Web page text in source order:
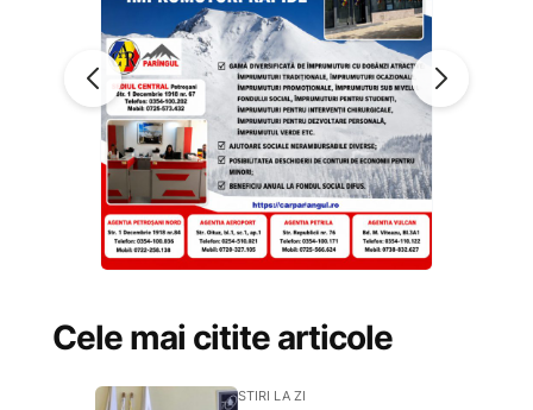
Cele mai citite articole
STIRI LA ZI